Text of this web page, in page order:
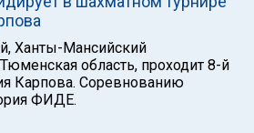
Ханты-Мансийский
область, проходит 8-й
Карпова. Соревнованию
ФИДЕ.